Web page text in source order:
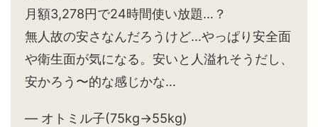
月額3,278円で24時間使い放題…？
無人故の安さなんだろうけど…やっぱり安全面
や衛生面が気になる。安いと人溢れそうだし、
安かろう〜的な感じかな…
— オトミル子(75kg→55kg)